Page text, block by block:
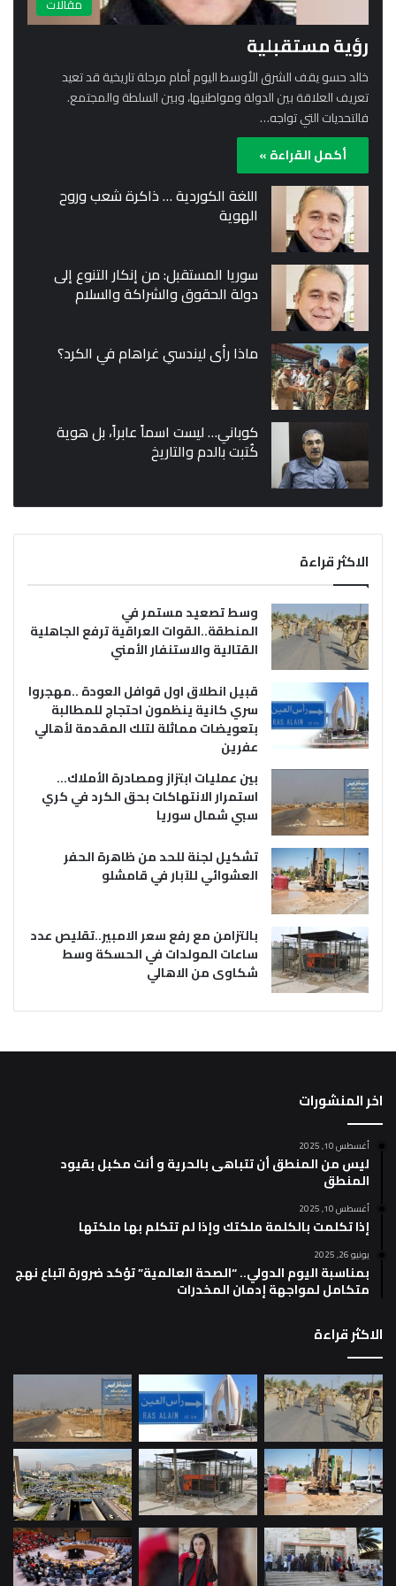
مقالات
رؤية مستقبلية
خالد حسو يقف الشرق الأوسط اليوم أمام مرحلة تاريخية قد تعيد
تعريف العلاقة بين الدولة ومواطنيها، وبين السلطة والمجتمع.
فالتحديات التي تواجه…
أكمل القراءة »
اللغة الكوردية … ذاكرة شعب وروح
الهوية
سوريا المستقبل: من إنكار التنوع إلى
دولة الحقوق والشراكة والسلام
ماذا رأى ليندسي غراهام في الكرد؟
كوباني… ليست اسماً عابراً، بل هوية
كُتبت بالدم والتاريخ
الاكثر قراءة
وسط تصعيد مستمر في
المنطقة..القوات العراقية ترفع الجاهلية
القتالية والاستنفار الأمني
قبيل انطلاق اول قوافل العودة ..مهجروا
سري كانية ينظمون احتجاج للمطالبة
بتعويضات مماثلة لتلك المقدمة لأهالي
عفرين
بين عمليات ابتزاز ومصادرة الأملاك…
استمرار الانتهاكات بحق الكرد في كري
سبي شمال سوريا
تشكيل لجنة للحد من ظاهرة الحفر
العشوائي للآبار في قامشلو
بالتزامن مع رفع سعر الامبير..تقليص عدد
ساعات المولدات في الحسكة وسط
شكاوى من الاهالي
اخر المنشورات
أغسطس 10, 2025
ليس من المنطق أن تتباهى بالحرية و أنت مكبل بقيود
المنطق
أغسطس 10, 2025
إذا تكلمت بالكلمة ملكتك وإذا لم تتكلم بها ملكتها
يونيو 26, 2025
بمناسبة اليوم الدولي.. “الصحة العالمية” تؤكد ضرورة اتباع نهج
متكامل لمواجهة إدمان المخدرات
الاكثر قراءة